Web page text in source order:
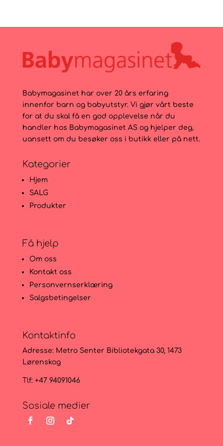
Babymagasinet har over 20 års erfaring
innenfor barn og babyutstyr. Vi gjør vårt beste
for at du skal få en god opplevelse når du
handler hos Babymagasinet AS og hjelper deg,
uansett om du besøker oss i butikk eller på nett.
Kategorier
Hjem
SALG
Produkter
Få hjelp
Om oss
Kontakt oss
Personvernserklæring
Salgsbetingelser
Kontaktinfo
Adresse: Metro Senter Bibliotekgata 30, 1473
Lørenskog
Tlf: +47 94091046
Sosiale medier